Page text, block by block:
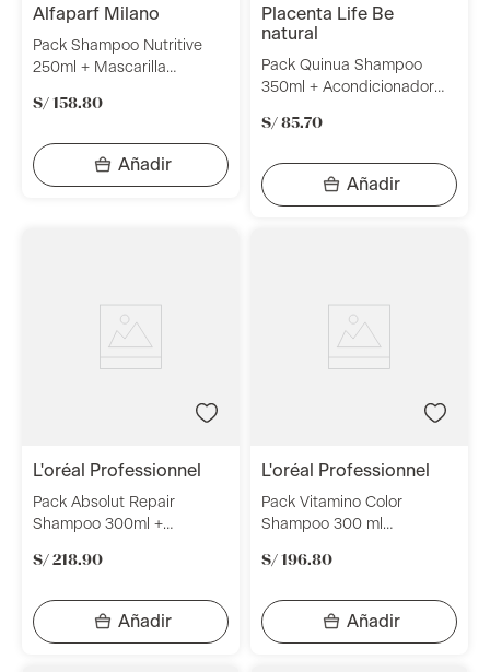
alfaparf milano
Pack Shampoo Nutritive
250ml + Mascarilla
Alfaparf Milano
S/ 158.80
placenta life be
natural
Pack Quinua Shampoo
350ml + Acondicionador
Placenta Life Be Natural
S/ 85.70
l'oréal professionnel
Pack Absolut Repair
Shampoo 300ml +
Professionnel
S/ 218.90
l'oréal professionnel
Pack Vitamino Color
Shampoo 300 ml
Loreal Professionnel
S/ 196.80